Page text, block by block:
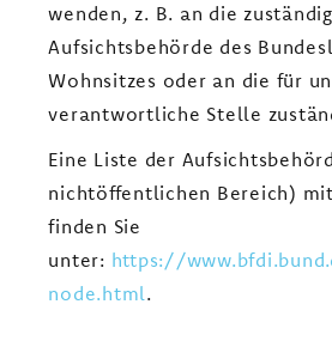
wenden, z. B. an die
Aufsichtsbehörde des
Wohnsitzes oder an die für
verantwortliche Stelle
Eine Liste der
nichtöffentlichen Bereich)
finden Sie
unter: https://
node.html.